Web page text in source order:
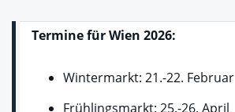
Termine für Wien 2026:
Wintermarkt: 21.-22. Februar
Frühlingsmarkt: 25.-26. April